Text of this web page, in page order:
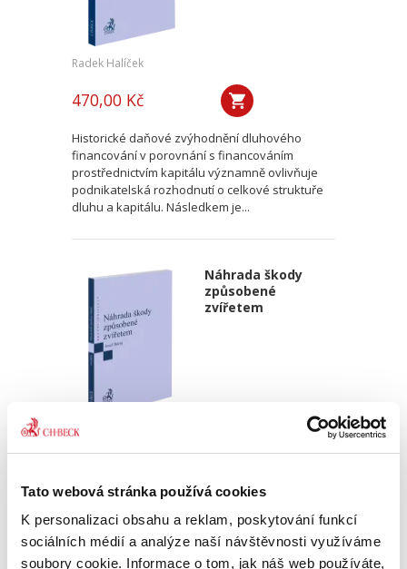
Tato webová stránka používá cookies
K personalizaci obsahu a reklam, poskytování funkcí
sociálních médií a analýze naší návštěvnosti využíváme
soubory cookie. Informace o tom, jak náš web používáte,
Radek Halíček
470,00 Kč
Historické daňové zvýhodnění dluhového
financování v porovnání s financováním
prostřednictvím kapitálu významně ovlivňuje
podnikatelská rozhodnutí o celkové struktuře
dluhu a kapitálu. Následkem je...
Náhrada škody
způsobené
zvířetem
Josef Bártů
Publikace pojednává o předpokladech vzniku
povinnosti nahradit újmu způsobenou zvířetem
podle § 2933 až 2935 ObčZ. Nejde ale pouze o
ryzí teorii, v knize čtenář nalezne srozumitelná